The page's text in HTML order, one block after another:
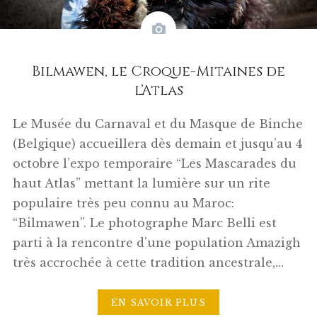
Bilmawen, le Croque-Mitaines de
l’Atlas
Le Musée du Carnaval et du Masque de Binche
(Belgique) accueillera dès demain et jusqu’au 4
octobre l’expo temporaire “Les Mascarades du
haut Atlas” mettant la lumière sur un rite
populaire très peu connu au Maroc:
“Bilmawen”. Le photographe Marc Belli est
parti à la rencontre d’une population Amazigh
très accrochée à cette tradition ancestrale,…
EN SAVOIR PLUS